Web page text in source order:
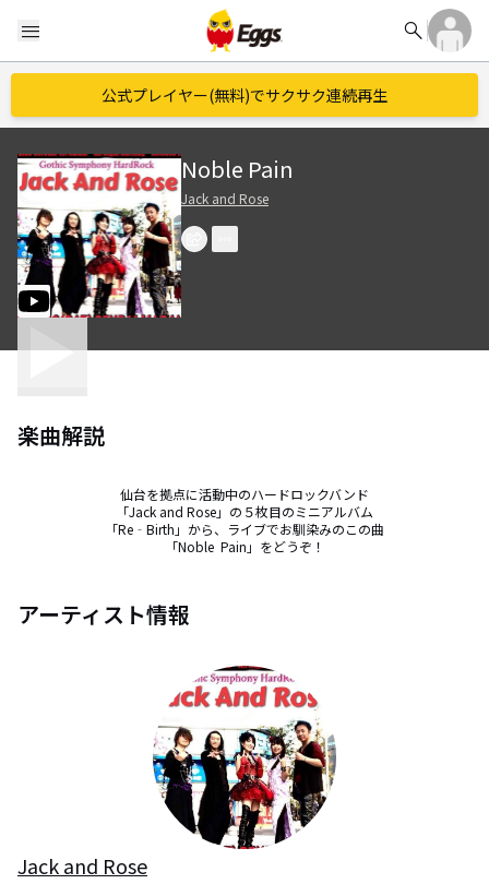
menu search
公式プレイヤー(無料)でサクサク連続再生
Noble Pain
Jack and Rose
楽曲解説
仙台を拠点に活動中のハードロックバンド
「Jack and Rose」の５枚目のミニアルバム
「Re‐Birth」から、ライブでお馴染みのこの曲
「Noble  Pain」をどうぞ！
アーティスト情報
Jack and Rose